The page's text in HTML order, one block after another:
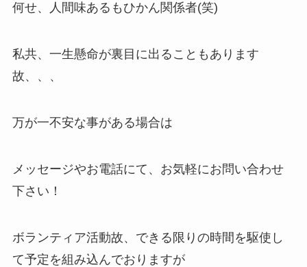
何せ、人間味あるもひかん関係者(笑)
私共、一生懸命が裏目に出ることもあります
故、、、
万が一不安な事がある場合は
メッセージやお電話にて、お気軽にお問い合わせ
下さい！
ボランティア活動故、できる限りの時間を駆使し
て予定を組み込んでおりますが